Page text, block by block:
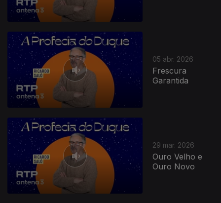
05 abr. 2026
Frescura
Garantida
29 mar. 2026
Ouro Velho e
Ouro Novo